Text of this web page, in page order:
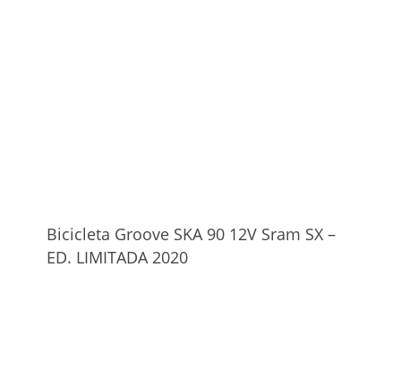
Bicicleta Groove SKA 90 12V Sram SX –
ED. LIMITADA 2020